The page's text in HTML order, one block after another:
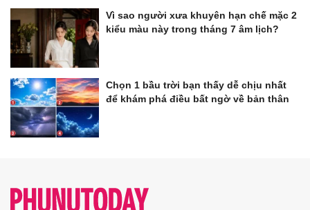
Vì sao người xưa khuyên hạn chế mặc 2
kiểu màu này trong tháng 7 âm lịch?
Chọn 1 bầu trời bạn thấy dễ chịu nhất
để khám phá điều bất ngờ về bản thân